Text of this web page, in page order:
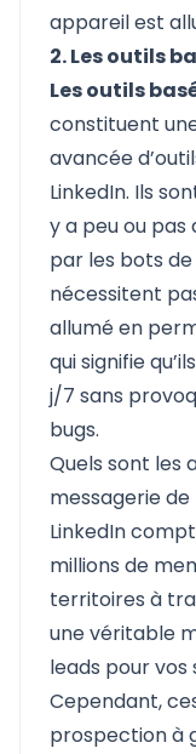
appareil est
2. Les outils
Les outils
constituent
avancée
LinkedIn. Ils
y a peu ou pas
par les bots de
nécessitent
allumé en
qui signifie
j/7 sans
bugs.
Quels sont les
messagerie de
LinkedIn
millions de
territoires à
une véritable
leads pour vos
Cependant,
prospection à